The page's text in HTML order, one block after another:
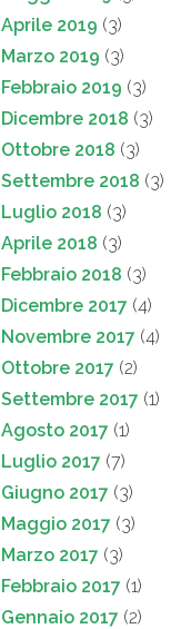
Aprile 2019 (3)
Marzo 2019 (3)
Febbraio 2019 (3)
Dicembre 2018 (3)
Ottobre 2018 (3)
Settembre 2018 (3)
Luglio 2018 (3)
Aprile 2018 (3)
Febbraio 2018 (3)
Dicembre 2017 (4)
Novembre 2017 (4)
Ottobre 2017 (2)
Settembre 2017 (1)
Agosto 2017 (1)
Luglio 2017 (7)
Giugno 2017 (3)
Maggio 2017 (3)
Marzo 2017 (3)
Febbraio 2017 (1)
Gennaio 2017 (2)